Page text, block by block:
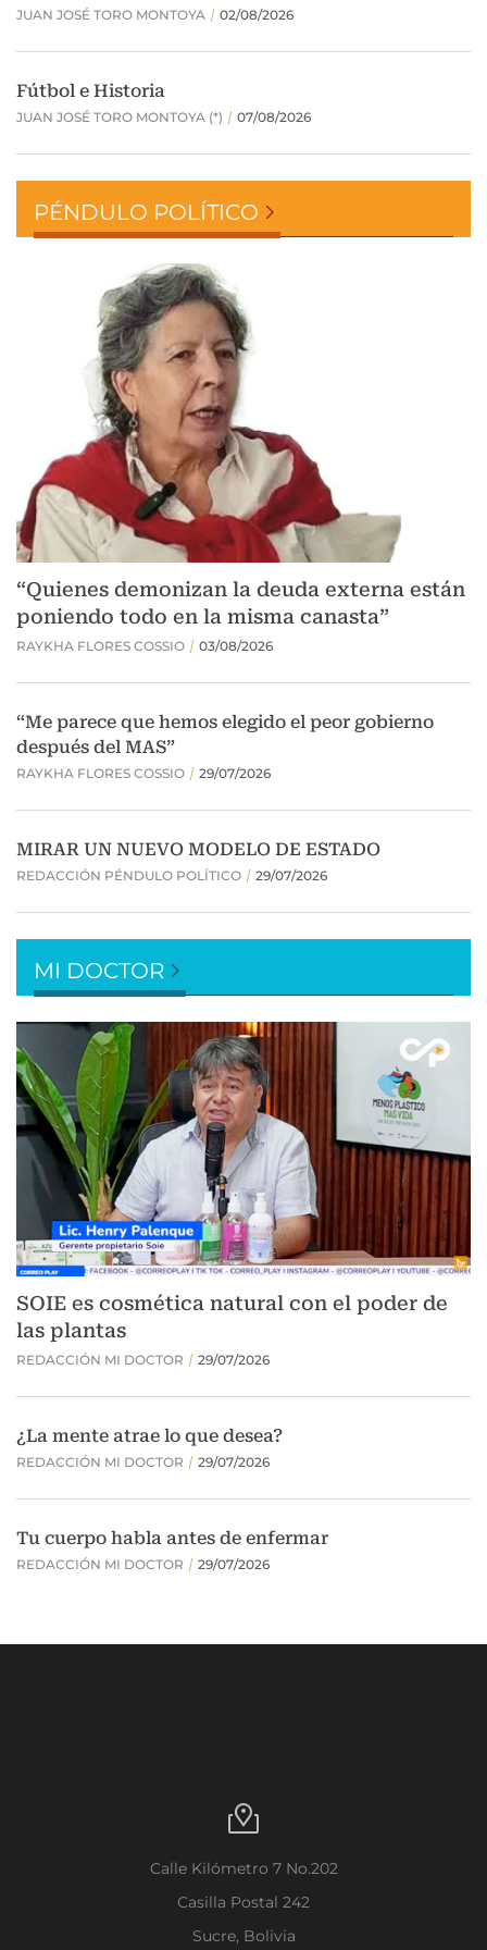
PÉNDULO POLÍTICO
MI DOCTOR
Calle Kilómetro 7 No.202
Casilla Postal 242
Sucre, Bolivia